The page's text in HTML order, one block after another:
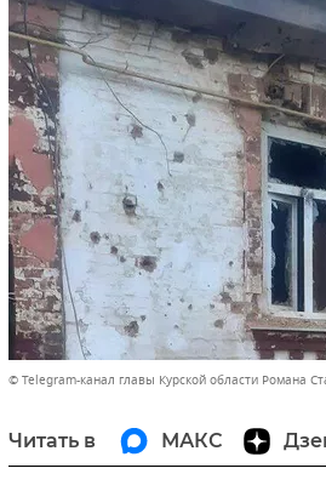
© Telegram-канал главы Курской области Романа
Читать в МАКС